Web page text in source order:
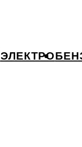
ЭЛЕКТРО